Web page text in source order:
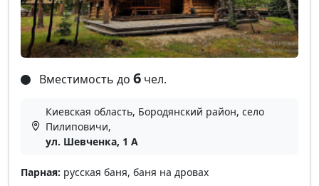
Вместимость до 6 чел.
Киевская область, Бородянский район, село
Пилиповичи,
ул. Шевченка, 1 А
Парная: русская баня, баня на дровах